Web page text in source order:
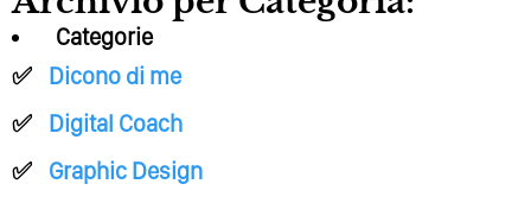
Categorie
Dicono di me
Digital Coach
Graphic Design